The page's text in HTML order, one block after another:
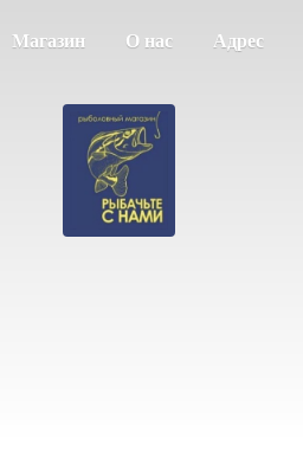
Магазин О нас Адрес